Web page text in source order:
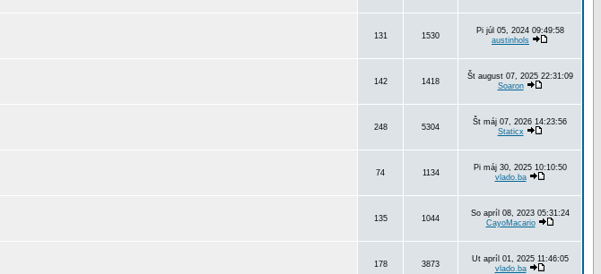
131 1530
Pi júl 05, 2024 09:49:58
austinhols
142 1418
Št august 07, 2025 22:31:09
Soaron
248 5304
Št máj 07, 2026 14:23:56
Staticx
74 1134
Pi máj 30, 2025 10:10:50
vlado.ba
135 1044
So apríl 08, 2023 05:31:24
CayoMacario
178 3873
Ut apríl 01, 2025 11:46:05
vlado.ba